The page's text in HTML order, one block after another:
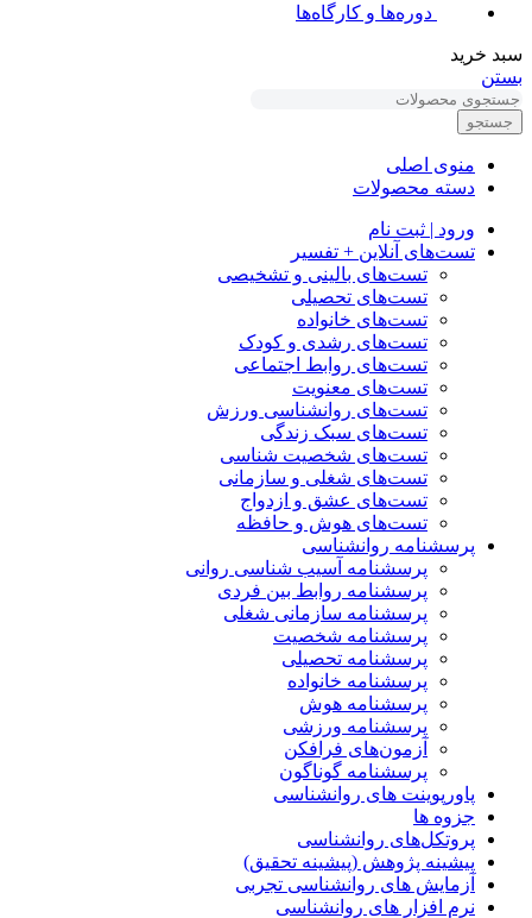
دوره‌ها و کارگاه‌ها
سبد خرید
بستن
جستجو
منوی اصلی
دسته محصولات
ورود | ثبت نام
تست‌های آنلاین + تفسیر
تست‌های بالینی و تشخیصی
تست‌های تحصیلی
تست‌های خانواده
تست‌های رشدی و کودک
تست‌های روابط اجتماعی
تست‌های معنویت
تست‌های روانشناسی ورزش
تست‌های سبک زندگی
تست‌های شخصیت شناسی
تست‌های شغلی و سازمانی
تست‌های عشق و ازدواج
تست‌های هوش و حافظه
پرسشنامه روانشناسی
پرسشنامه آسیب شناسی روانی
پرسشنامه روابط بین فردی
پرسشنامه سازمانی شغلی
پرسشنامه شخصیت
پرسشنامه تحصیلی
پرسشنامه خانواده
پرسشنامه هوش
پرسشنامه ورزشی
آزمون‌های فرافکن
پرسشنامه گوناگون
پاورپوینت های روانشناسی
جزوه ها
پروتکل‌های روانشناسی
پیشینه پژوهش (پیشینه تحقیق)
آزمایش های روانشناسی تجربی
نرم افزار های روانشناسی